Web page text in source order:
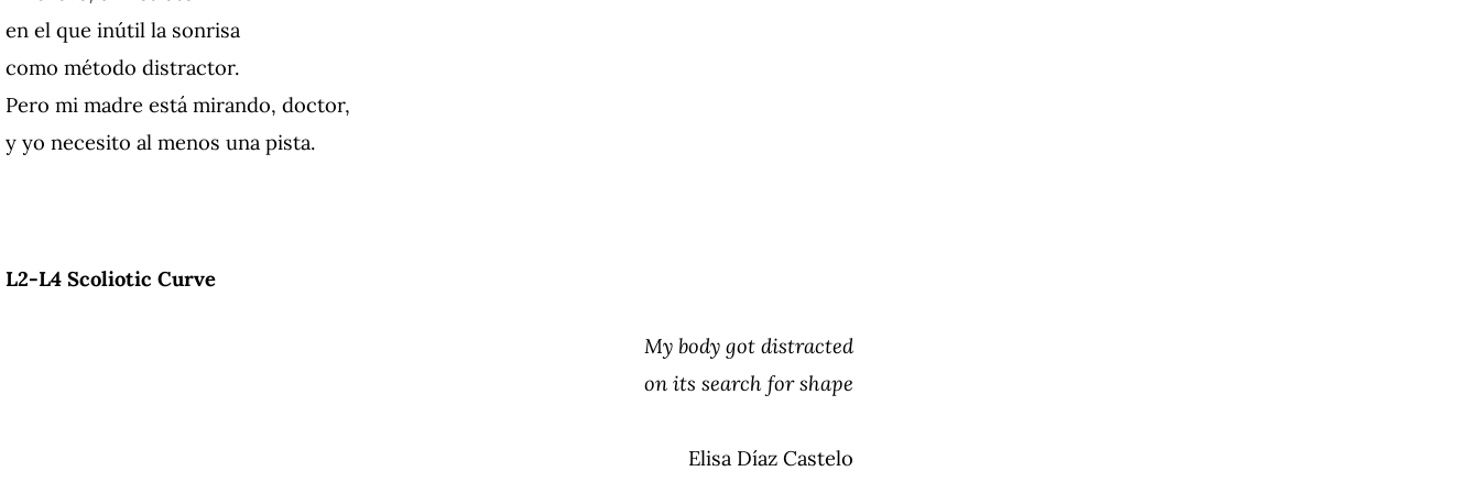
en el que inútil la sonrisa
como método distractor.
Pero mi madre está mirando, doctor,
y yo necesito al menos una pista.
L2-L4 Scoliotic Curve
My body got distracted
on its search for shape
Elisa Díaz Castelo